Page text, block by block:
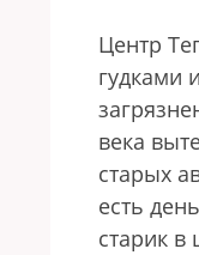
Центр
гудками
века
старых
есть
старик